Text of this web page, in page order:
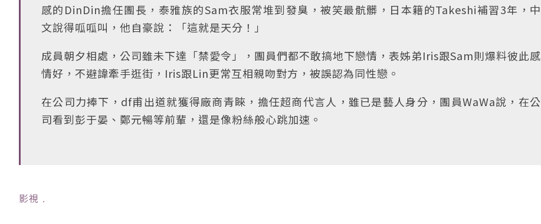
感的DinDin擔任團長，泰雅族的Sam衣服常堆到發臭，被笑最骯髒，日本籍的Takeshi補習3年，中
文說得呱呱叫，他自豪說：「這就是天分！」
成員朝夕相處，公司雖未下達「禁愛令」，團員們都不敢搞地下戀情，表姊弟Iris跟Sam則爆料彼此感
情好，不避諱牽手逛街，Iris跟Lin更常互相親吻對方，被誤認為同性戀。
在公司力捧下，df甫出道就獲得廠商青睞，擔任超商代言人，雖已是藝人身分，團員WaWa說，在公
司看到彭于晏、鄭元暢等前輩，還是像粉絲般心跳加速。
影視 ﹒